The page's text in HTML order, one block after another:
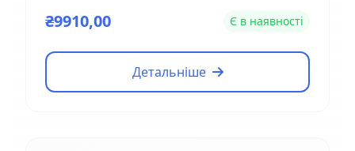
₴9910,00
Є в наявності
Детальніше